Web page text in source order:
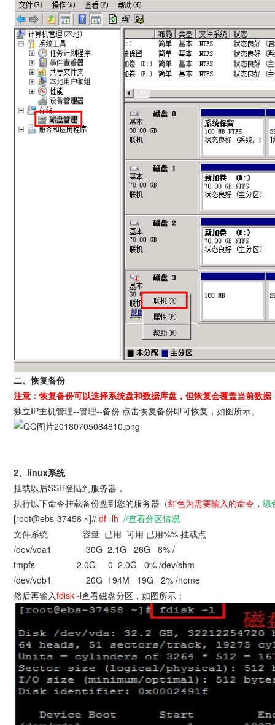
二、恢复备份
注意：恢复备份可以选择系统盘和数据库盘，但恢复会覆盖当前数
独立IP主机管理--管理--备份 点击恢复备份即可恢复，如图所示。
2、linux系统
挂载以后SSH登陆到服务器，
执行以下命令挂载备份盘到您的服务器（红色为需要输入的命令 ， 绿
[root@ebs-37458 ~]# df -lh //查看分区情况
文件系统 容量 已用 可用 已用%% 挂载点
/dev/vda1 30G 2.1G 26G 8% /
tmpfs 2.0G 0 2.0G 0% /dev/shm
/dev/vdb1 20G 194M 19G 2% /home
然后再输入fdisk -l查看磁盘分区，如图所示：